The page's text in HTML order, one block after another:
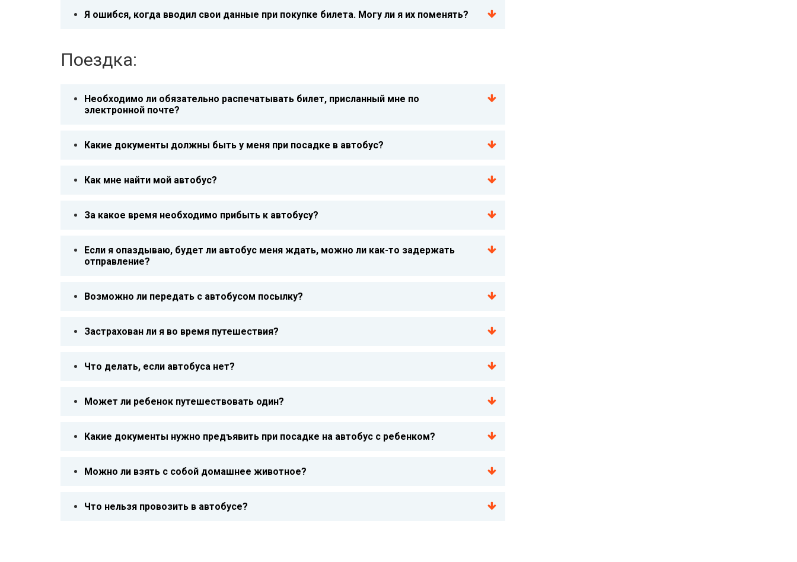
Я ошибся, когда вводил свои данные при покупке билета. Могу ли я их поменять?
Поездка:
Необходимо ли обязательно распечатывать билет, присланный мне по
электронной почте?
Какие документы должны быть у меня при посадке в автобус?
Как мне найти мой автобус?
За какое время необходимо прибыть к автобусу?
Если я опаздываю, будет ли автобус меня ждать, можно ли как-то задержать
отправление?
Возможно ли передать с автобусом посылку?
Застрахован ли я во время путешествия?
Что делать, если автобуса нет?
Может ли ребенок путешествовать один?
Какие документы нужно предъявить при посадке на автобус с ребенком?
Можно ли взять с собой домашнее животное?
Что нельзя провозить в автобусе?